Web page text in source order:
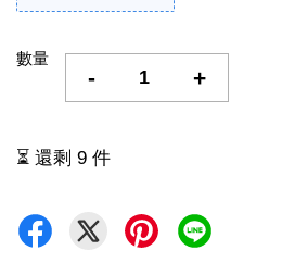
數量
- +
⏳ 還剩 9 件